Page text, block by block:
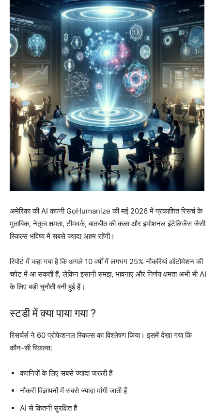
अमेरिका की AI कंपनी GoHumanize की मई 2026 में प्रकाशित रिसर्च के
मुताबिक, नेतृत्व क्षमता, टीमवर्क, बातचीत की कला और इमोशनल इंटेलिजेंस जैसी
स्किल्स भविष्य में सबसे ज्यादा अहम रहेंगी।
रिपोर्ट में कहा गया है कि अगले 10 वर्षों में लगभग 25% नौकरियां ऑटोमेशन की
चपेट में आ सकती हैं, लेकिन इंसानी समझ, भावनाएं और निर्णय क्षमता अभी भी AI
के लिए बड़ी चुनौती बनी हुई हैं।
स्टडी में क्या पाया गया ?
रिसर्चर्स ने 60 प्रोफेशनल स्किल्स का विश्लेषण किया। इसमें देखा गया कि
कौन-सी स्किल्स:
कंपनियों के लिए सबसे ज्यादा जरूरी हैं
नौकरी विज्ञापनों में सबसे ज्यादा मांगी जाती हैं
AI से कितनी सुरक्षित हैं